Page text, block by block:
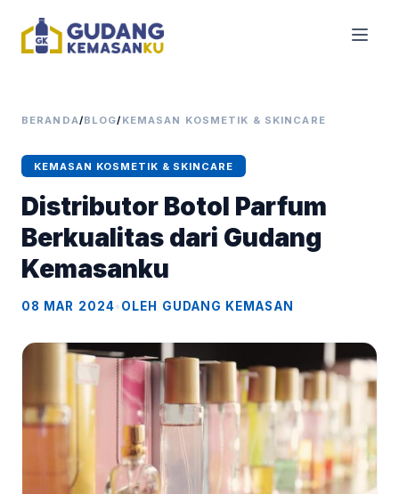
BERANDA/BLOG/ KEMASAN KOSMETIK & SKINCARE
KEMASAN KOSMETIK & SKINCARE
Distributor Botol Parfum
Berkualitas dari Gudang
Kemasanku
08 MAR 2024•OLEH GUDANG KEMASAN